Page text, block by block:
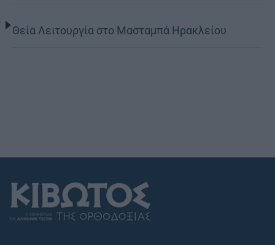
Θεία Λειτουργία στο Μασταμπά Ηρακλείου